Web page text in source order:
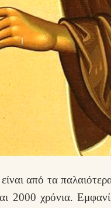
από τα
2000 χρόνια.